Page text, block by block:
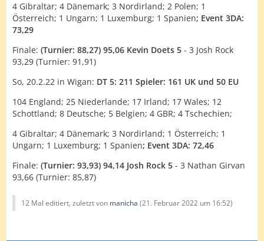
4 Gibraltar; 4 Dänemark; 3 Nordirland; 2 Polen; 1
Österreich; 1 Ungarn; 1 Luxemburg; 1 Spanien; Event 3DA:
73,29
Finale: (Turnier: 88,27) 95,06 Kevin Doets 5 - 3 Josh Rock
93,29 (Turnier: 91,91)
So, 20.2.22 in Wigan: DT 5: 211 Spieler: 161 UK und 50 EU
104 England; 25 Niederlande; 17 Irland; 17 Wales; 12
Schottland; 8 Deutsche; 5 Belgien; 4 GBR; 4 Tschechien;
4 Gibraltar; 4 Dänemark; 3 Nordirland; 1 Österreich; 1
Ungarn; 1 Luxemburg; 1 Spanien; Event 3DA: 72,46
Finale: (Turnier: 93,93) 94,14 Josh Rock 5 - 3 Nathan Girvan
93,66 (Turnier: 85,87)
12 Mal editiert, zuletzt von manicha (21. Februar 2022 um 16:52)